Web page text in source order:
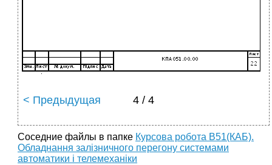
< Предыдущая 4 / 4
Соседние файлы в папке Курсова робота В51(КАБ).
Обладнання залізничного перегону системами
автоматики і телемеханіки